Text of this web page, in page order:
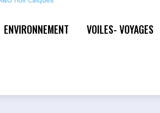
ENVIRONNEMENT VOILES- VOYAGES